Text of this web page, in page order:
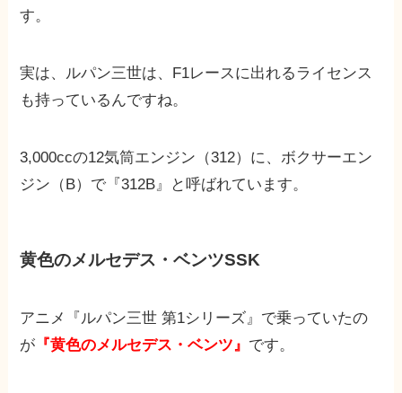
す。
実は、ルパン三世は、F1レースに出れるライセンス
も持っているんですね。
3,000ccの12気筒エンジン（312）に、ボクサーエン
ジン（B）で『312B』と呼ばれています。
黄色のメルセデス・ベンツSSK
アニメ『ルパン三世 第1シリーズ』で乗っていたの
が 『黄色のメルセデス・ベンツ』 です。